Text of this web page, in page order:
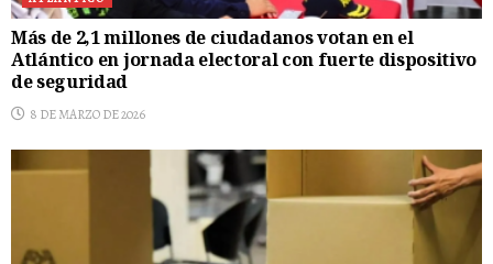
Más de 2,1 millones de ciudadanos votan en el
Atlántico en jornada electoral con fuerte dispositivo
de seguridad
8 DE MARZO DE 2026